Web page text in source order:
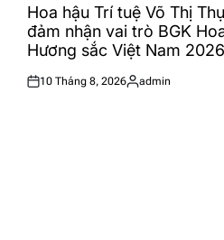
INHoa hậu Trí tuệ Võ Thị
đảm nhận vai trò BGK
Hương sắc Việt Nam 2026
Posted
10 Tháng 8, 2026
Posted
admin